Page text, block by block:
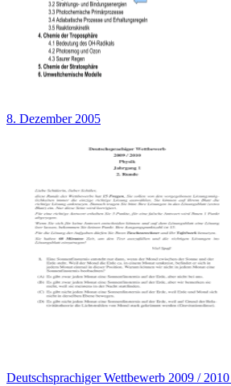
8. Dezember 2005
Deutschsprachiger Wettbewerb 2009 /